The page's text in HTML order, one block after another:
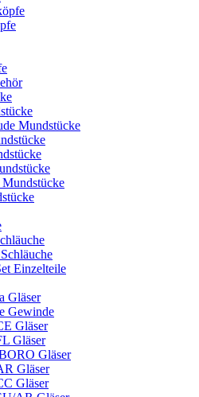
Mundstücke
Einzelteile
Gläser
Gewinde
Gläser
Gläser
Gläser
Gläser
Gläser